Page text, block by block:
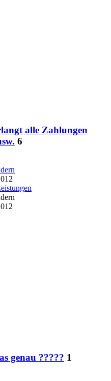
alle Zahlungen
6
genau ????? 1